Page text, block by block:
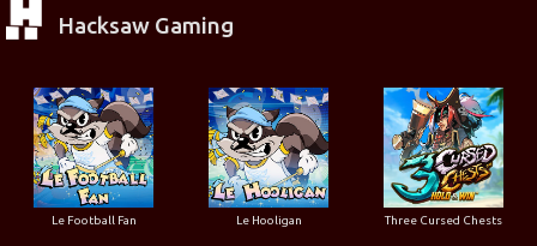
Hacksaw Gaming
Le Football Fan Le Hooligan Three Cursed Chests